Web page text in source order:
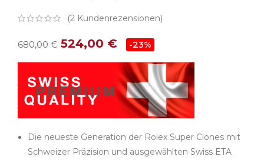
(2 Kundenrezensionen)
680,00€ 524,00 € -23%
Die neueste Generation der Rolex Super Clones mit
Schweizer Präzision und ausgewählten Swiss ETA